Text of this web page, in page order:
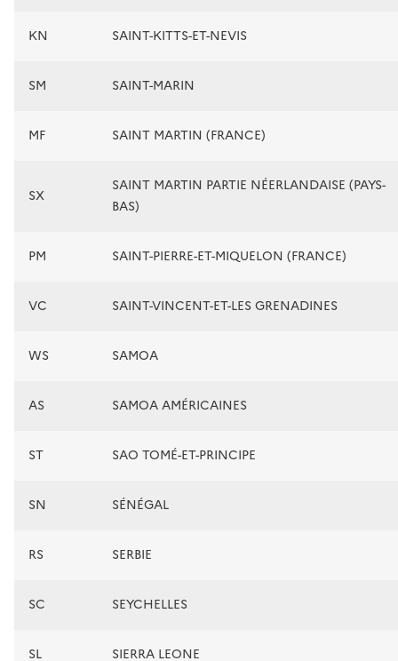
KN SAINT-KITTS-ET-NEVIS
SM SAINT-MARIN
MF SAINT MARTIN (FRANCE)
SX
SAINT MARTIN PARTIE NÉERLANDAISE (PAYS-
BAS)
PM SAINT-PIERRE-ET-MIQUELON (FRANCE)
VC SAINT-VINCENT-ET-LES GRENADINES
WS SAMOA
AS SAMOA AMÉRICAINES
ST SAO TOMÉ-ET-PRINCIPE
SN SÉNÉGAL
RS SERBIE
SC SEYCHELLES
SL SIERRA LEONE